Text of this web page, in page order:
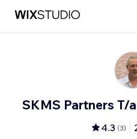
SKMS Partners T/
4.3 (3)